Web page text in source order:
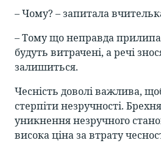
– Чому? – запитала
– Тому що неправда
будуть витрачені, а речі
залишиться.
Чесність доволі важлива,
стерпіти незручності.
уникнення незручного
висока ціна за втрату